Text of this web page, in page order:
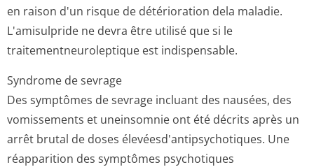
en raison d'un risque de détérioration dela maladie.
L'amisulpride ne devra être utilisé que si le
traitementneu­roleptique est indispensable.
Syndrome de sevrage
Des symptômes de sevrage incluant des nausées, des
vomissements et uneinsomnie ont été décrits après un
arrêt brutal de doses élevéesd'antip­sychotiques. Une
réapparition des symptômes psychotiques